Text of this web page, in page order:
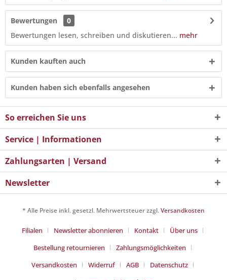
Bewertungen
0
Bewertungen lesen, schreiben und diskutieren... mehr
Kunden kauften auch
Kunden haben sich ebenfalls angesehen
So erreichen Sie uns
Service | Informationen
Zahlungsarten | Versand
Newsletter
* Alle Preise inkl. gesetzl. Mehrwertsteuer zzgl.Versandkosten
Filialen Newsletter abonnieren Kontakt
Über uns
Bestellung retournieren
Zahlungsmöglichkeiten
Versandkosten
Widerruf AGB
Datenschutz